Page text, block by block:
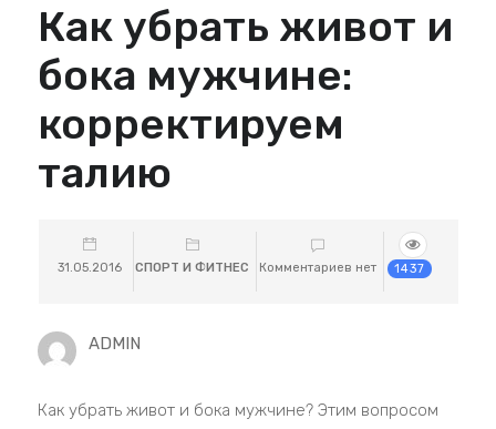
Как убрать живот и
бока мужчине:
корректируем
талию
31.05.2016 СПОРТ И ФИТНЕС Комментариев нет 1437
ADMIN
Как убрать живот и бока мужчине? Этим вопросом